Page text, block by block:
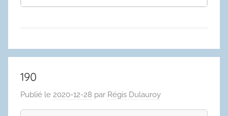
190
Publié le 2020-12-28 par Régis Dulauroy